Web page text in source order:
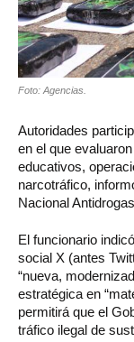
Foto: Agencias.
Autoridades
en el que
educativos,
narcotráfico,
Nacional
El funcionario
social X (antes
“nueva,
estratégica en
permitirá que el
tráfico ilegal de